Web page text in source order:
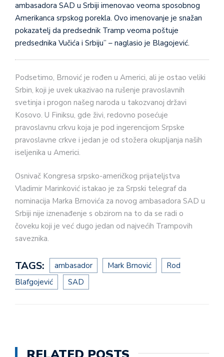
ambasadora SAD u Srbiji imenovao veoma sposobnog
Amerikanca srpskog porekla. Ovo imenovanje je snažan
pokazatelj da predsednik Tramp veoma poštuje
predsednika Vučića i Srbiju” – naglasio je Blagojević.
Podsetimo, Brnović je rođen u Americi, ali je ostao veliki
Srbin, koji je uvek ukazivao na rušenje pravoslavnih
svetinja i progon našeg naroda u takozvanoj državi
Kosovo. U Finiksu, gde živi, redovno posećuje
pravoslavnu crkvu koja je pod ingerencijom Srpske
pravoslavne crkve i jedan je od stožera okupljanja naših
iseljenika u Americi.
Osnivač Kongresa srpsko-američkog prijateljstva
Vladimir Marinković istakao je za Srpski telegraf da
nominacija Marka Brnovića za novog ambasadora SAD u
Srbiji nije iznenađenje s obzirom na to da se radi o
čoveku koji je već dugo jedan od najvećih Trampovih
saveznika.
TAGS: ambasador Mark Brnović
Rod
Blafgojević
SAD